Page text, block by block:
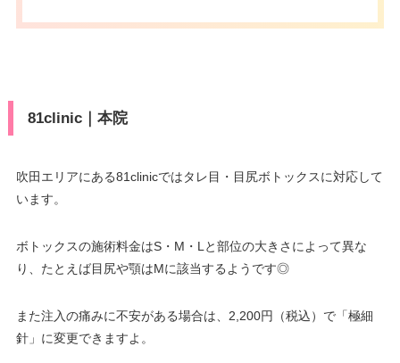
81clinic｜本院
吹田エリアにある81clinicではタレ目・目尻ボトックスに対応して
います。
ボトックスの施術料金はS・M・Lと部位の大きさによって異な
り、たとえば目尻や顎はMに該当するようです◎
また注入の痛みに不安がある場合は、2,200円（税込）で「極細
針」に変更できますよ。